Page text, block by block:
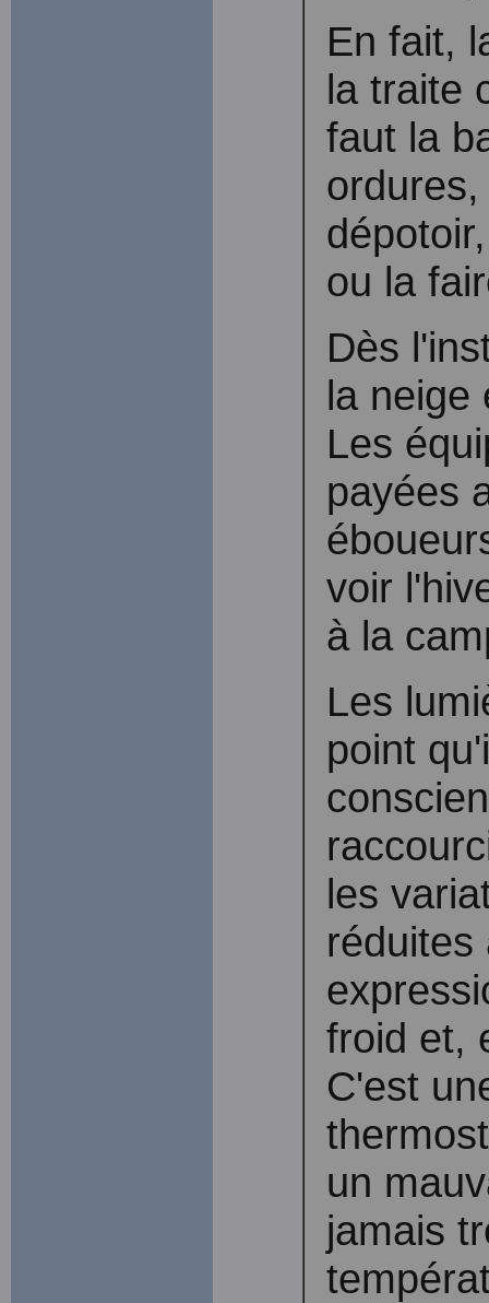
En fait,
la traite
faut la
ou la
Dès
la neige
Les
payées
voir
à la
Les
point
les
réduites
froid et,
C'est
un
jamais